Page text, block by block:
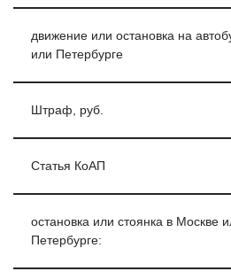
движение или остановка на
или Петербурге
Штраф, руб.
Статья КоАП
остановка или стоянка в Москве
Петербурге: